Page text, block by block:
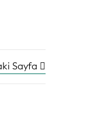
Sayfa